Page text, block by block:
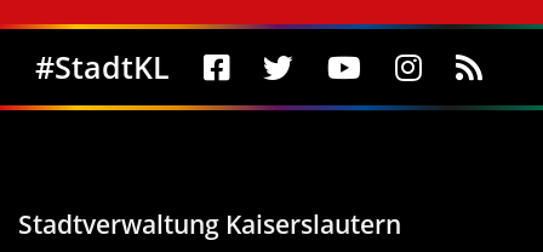
Social Media
#StadtKL
Stadtverwaltung Kaiserslautern